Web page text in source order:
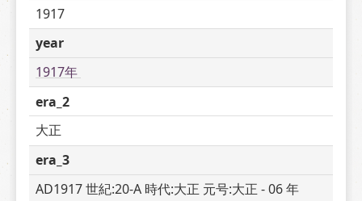
1917
year
1917年
era_2
大正
era_3
AD1917 世紀:20-A 時代:大正 元号:大正 - 06 年